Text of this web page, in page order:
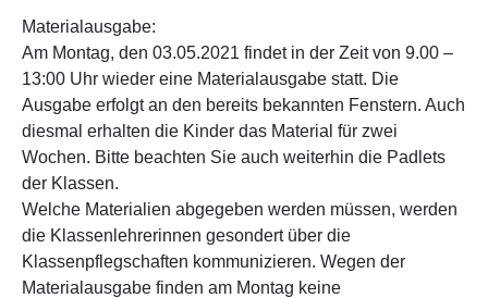
Materialausgabe:
Am Montag, den 03.05.2021 findet in der Zeit von 9.00 –
13:00 Uhr wieder eine Materialausgabe statt. Die
Ausgabe erfolgt an den bereits bekannten Fenstern. Auch
diesmal erhalten die Kinder das Material für zwei
Wochen. Bitte beachten Sie auch weiterhin die Padlets
der Klassen.
Welche Materialien abgegeben werden müssen, werden
die Klassenlehrerinnen gesondert über die
Klassenpflegschaften kommunizieren. Wegen der
Materialausgabe finden am Montag keine